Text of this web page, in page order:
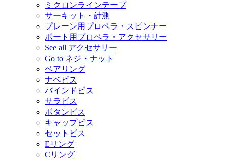
ミクロンラインテープ
サーキット・計測
プレーン用プロペラ・スピンナー
ボート用プロペラ・アクセサリー
See all アクセサリー
Go to ネジ・ナット
ベアリング
ナベビス
バインドビス
サラビス
ボタンビス
キャップビス
セットビス
Eリング
Cリング